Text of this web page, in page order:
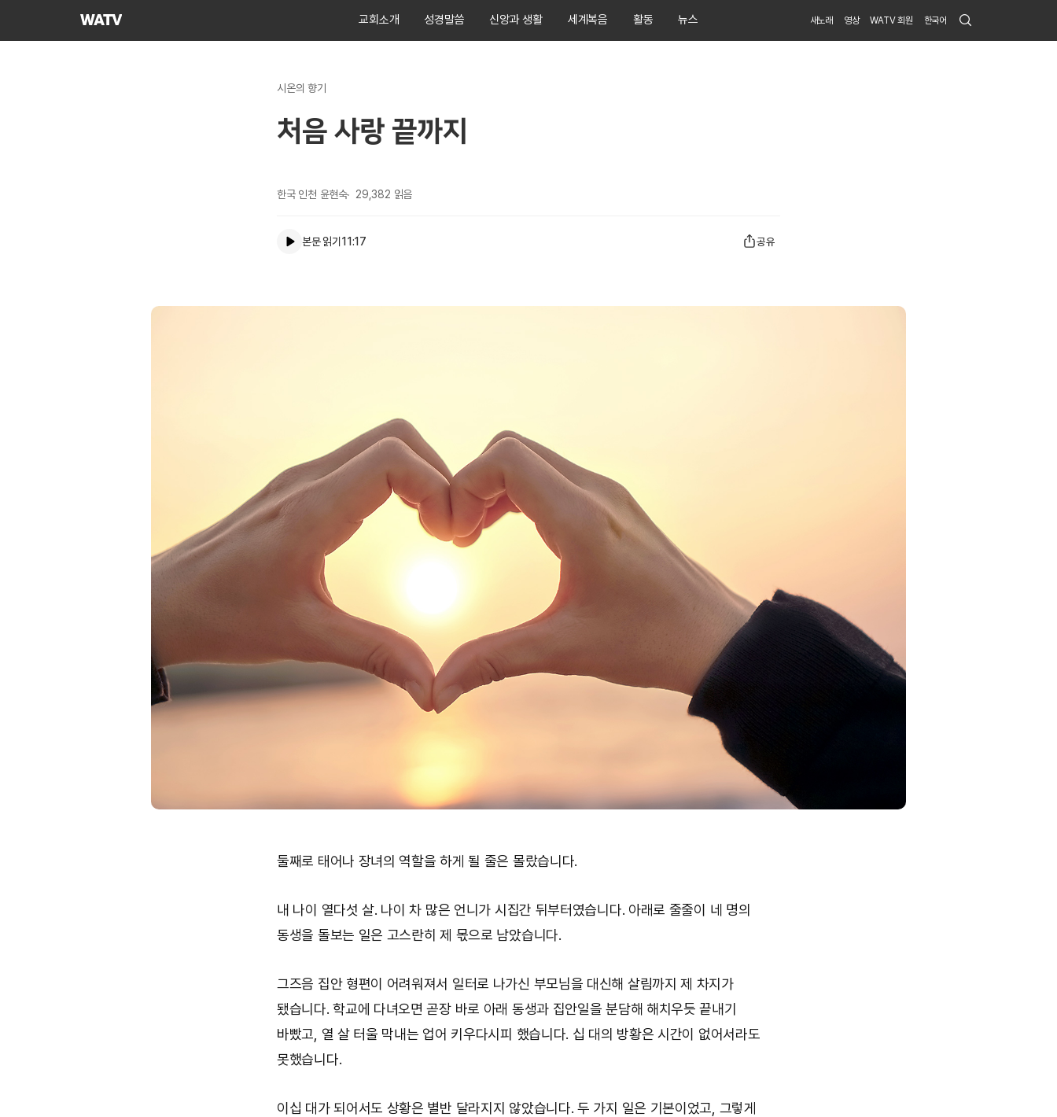
하나님의교회
교회소개 성경말씀 신앙과 생활 세계복음 활동 뉴스 새노래 영상 WATV 회원 한국어 Search
Submit
시온의 향기
처음 사랑 끝까지
한국 인천 윤현숙 29,382 읽음
본문 읽기11:17 공유
둘째로 태어나 장녀의 역할을 하게 될 줄은 몰랐습니다.
내 나이 열다섯 살. 나이 차 많은 언니가 시집간 뒤부터였습니다. 아래로 줄줄이 네 명의
동생을 돌보는 일은 고스란히 제 몫으로 남았습니다.
그즈음 집안 형편이 어려워져서 일터로 나가신 부모님을 대신해 살림까지 제 차지가
됐습니다. 학교에 다녀오면 곧장 바로 아래 동생과 집안일을 분담해 해치우듯 끝내기
바빴고, 열 살 터울 막내는 업어 키우다시피 했습니다. 십 대의 방황은 시간이 없어서라도
못했습니다.
이십 대가 되어서도 상황은 별반 달라지지 않았습니다. 두 가지 일은 기본이었고, 그렇게